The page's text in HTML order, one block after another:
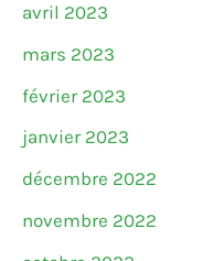
avril 2023
mars 2023
février 2023
janvier 2023
décembre 2022
novembre 2022